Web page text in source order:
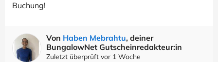
Buchung!
Von Haben Mebrahtu, deiner
BungalowNet Gutscheinredakteur:in
Zuletzt überprüft vor 1 Woche